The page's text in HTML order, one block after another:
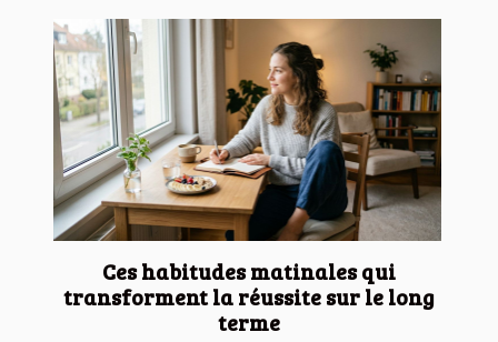
Ces habitudes matinales qui
transforment la réussite sur le long
terme